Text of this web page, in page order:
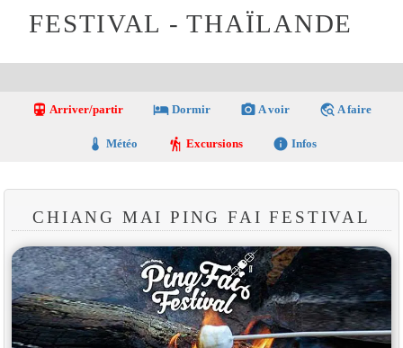
FESTIVAL - THAÏLANDE
directions_transit Arriver/partir local_hotel Dormir photo_camera A voir travel_explore A faire
thermostat Météo hiking Excursions info Infos
CHIANG MAI PING FAI FESTIVAL